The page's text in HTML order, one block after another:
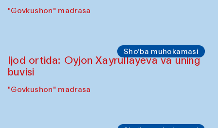
"Govkushon" madrasa
Sho‘ba muhokamasi
Ijod ortida: Oyjon Xayrullayeva va uning
buvisi
"Govkushon" madrasa